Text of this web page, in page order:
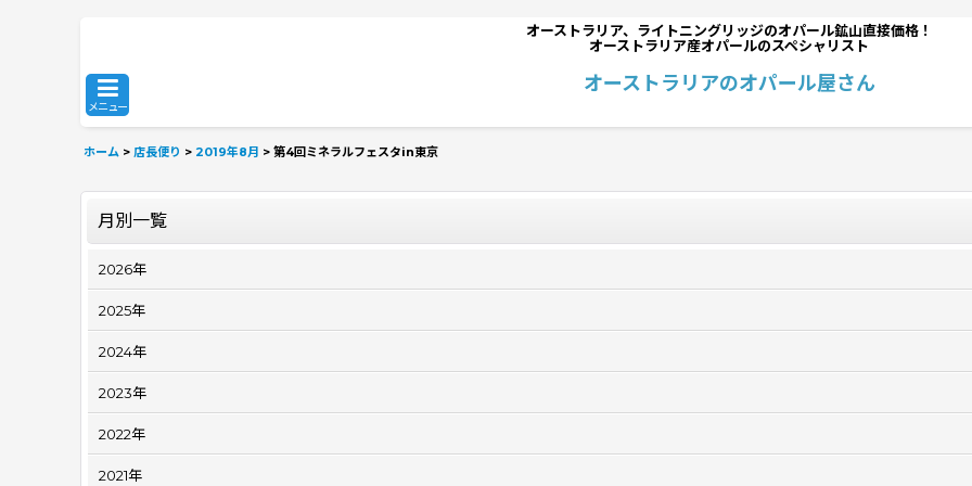
オーストラリア、ライトニングリッジのオパール鉱山直接価格！
オーストラリア産オパールのスペシャリスト
メニュー
オーストラリアのオパール屋さん
ホーム > 店長便り > 2019年8月 > 第4回ミネラルフェスタin東京
月別一覧
2026年
2025年
2024年
2023年
2022年
2021年